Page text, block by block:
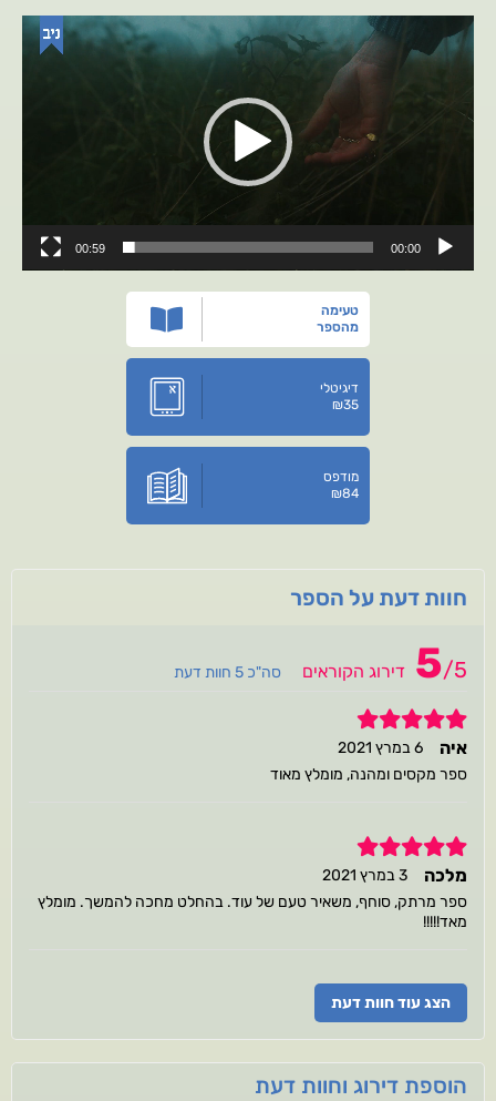
נגן
וידאו
00:00
00:59
טעימה
מהספר
דיגיטלי
₪35
מודפס
₪84
חוות דעת על הספר
5/5 דירוג הקוראים סה"כ 5 חוות דעת
5
איה
6 במרץ 2021
ספר מקסים ומהנה, מומלץ מאוד
5
מלכה
3 במרץ 2021
ספר מרתק, סוחף, משאיר טעם של עוד. בהחלט מחכה להמשך. מומלץ
מאד!!!!!
הצג עוד חוות דעת
הוספת דירוג וחוות דעת